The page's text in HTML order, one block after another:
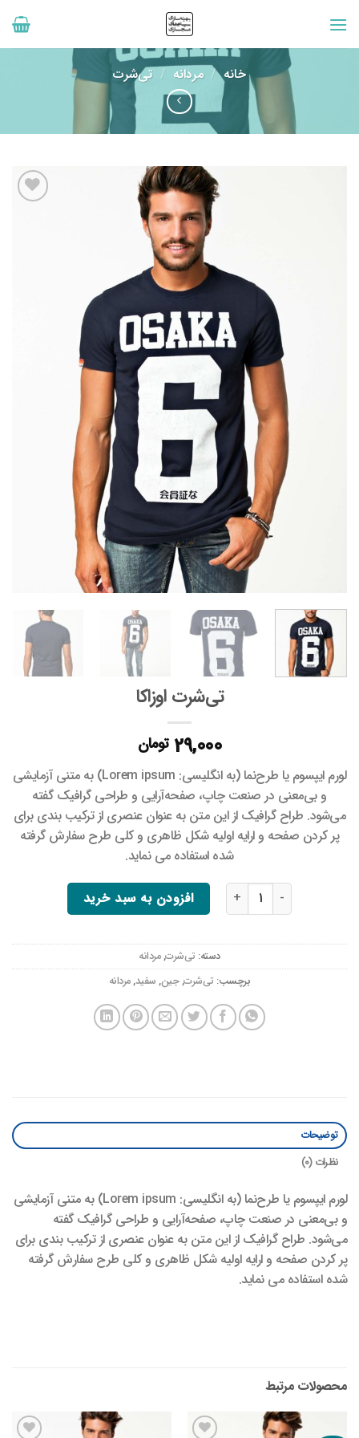
محتوا
خانه / مردانه / تی‌شرت
تی‌شرت اوزاکا
29,000 تومان
لورم ایپسوم یا طرح‌نما (به انگلیسی: Lorem ipsum) به متنی آزمایشی
و بی‌معنی در صنعت چاپ، صفحه‌آرایی و طراحی گرافیک گفته
می‌شود. طراح گرافیک از این متن به عنوان عنصری از ترکیب بندی برای
پر کردن صفحه و ارایه اولیه شکل ظاهری و کلی طرح سفارش گرفته
شده استفاده می نماید.
تی‌شرت اوزاکا عدد افزودن به سبد خرید
دسته: تی‌شرت,مردانه
برچسب: تی‌شرت,جین, سفید,مردانه
توضیحات
نظرات (0)
لورم ایپسوم یا طرح‌نما (به انگلیسی: Lorem ipsum) به متنی آزمایشی
و بی‌معنی در صنعت چاپ، صفحه‌آرایی و طراحی گرافیک گفته
می‌شود. طراح گرافیک از این متن به عنوان عنصری از ترکیب بندی برای
پر کردن صفحه و ارایه اولیه شکل ظاهری و کلی طرح سفارش گرفته
شده استفاده می نماید.
محصولات مرتبط